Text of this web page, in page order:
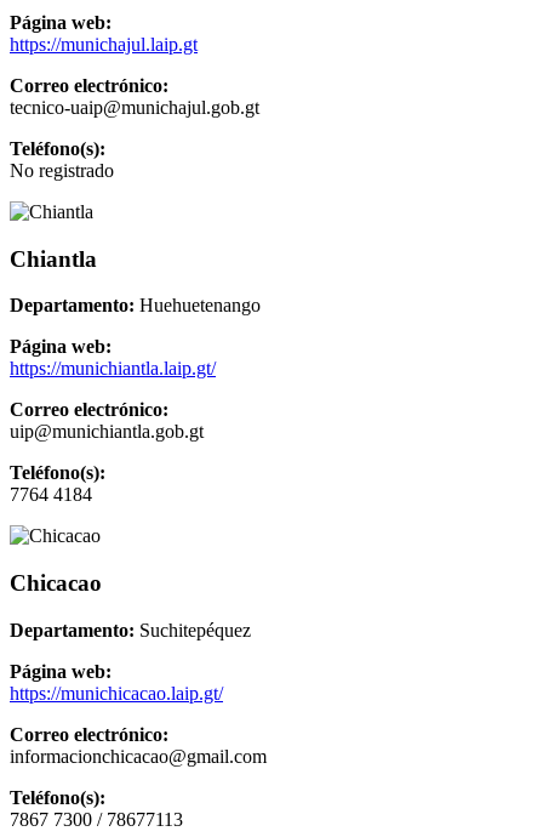
Página web:
https://munichajul.laip.gt
Correo electrónico:
tecnico-uaip@munichajul.gob.gt
Teléfono(s):
No registrado
Chiantla
Departamento: Huehuetenango
Página web:
https://munichiantla.laip.gt/
Correo electrónico:
uip@munichiantla.gob.gt
Teléfono(s):
7764 4184
Chicacao
Departamento: Suchitepéquez
Página web:
https://munichicacao.laip.gt/
Correo electrónico:
informacionchicacao@gmail.com
Teléfono(s):
7867 7300 / 78677113